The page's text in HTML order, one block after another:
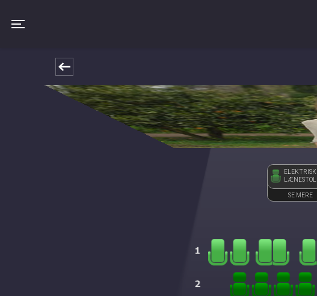
ELEKTRISK
LÆNESTOL
SE MERE